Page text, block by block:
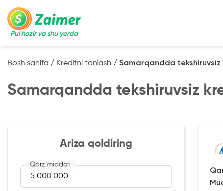
Pul hozir va shu yerda
Bosh sahifa / Kreditni tanlash / Samarqandda
Samarqandda tekshiruvsiz
Ariza qoldiring
Qarz miqdori